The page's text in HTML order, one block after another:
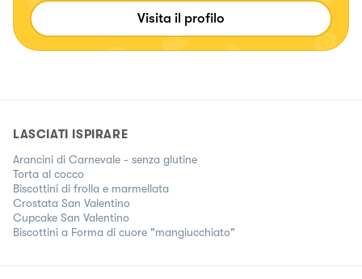
Visita il profilo
LASCIATI ISPIRARE
Arancini di Carnevale - senza glutine
Torta al cocco
Biscottini di frolla e marmellata
Crostata San Valentino
Cupcake San Valentino
Biscottini a Forma di cuore "mangiucchiato"